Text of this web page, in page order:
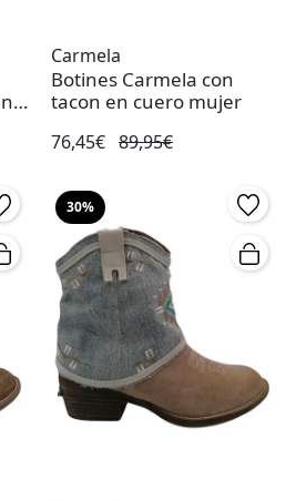
Carmela
Botines Carmela con
tacon en cuero mujer
76,45€ 89,95€
30%